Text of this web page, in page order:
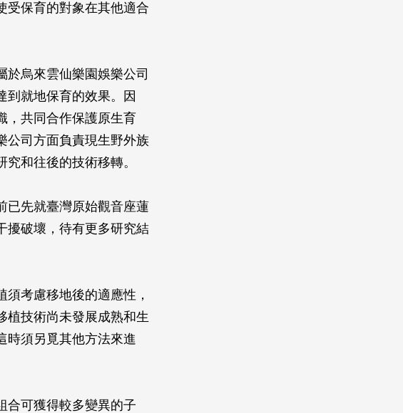
受保育的對象在其他適合
烏來雲仙樂園娛樂公司
到就地保育的效果。因
，共同合作保護原生育
公司方面負責現生野外族
和往後的技術移轉。
已先就臺灣原始觀音座蓮
擾破壞，待有更多研究結
考慮移地後的適應性，
植技術尚未發展成熟和生
時須另覓其他方法來進
合可獲得較多變異的子